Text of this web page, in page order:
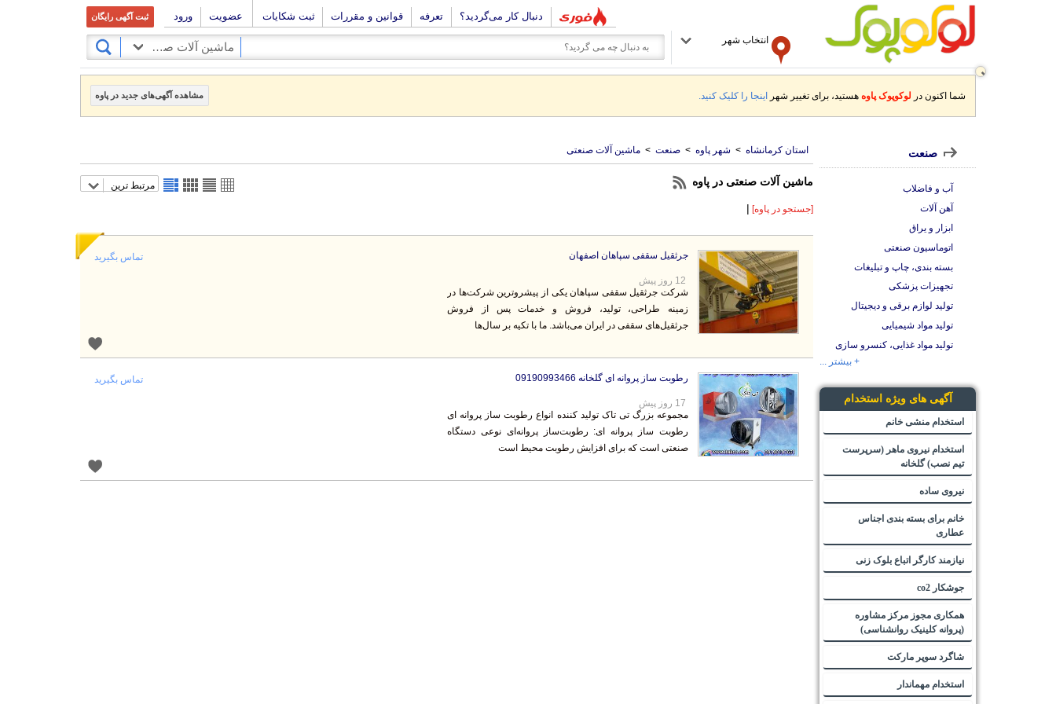
دنبال کار می‌گردید؟ تعرفه قوانین و مقررات ثبت شکایات عضویت ورود ثبت آگهی رایگان
انتخاب شهر
ماشین آلات صنعتی
شما اکنون در لوکوپوک پاوه هستید، برای تغییر شهر اینجا را کلیک کنید. مشاهده آگهی‌های جدید در پاوه
استان کرمانشاه > شهر پاوه > صنعت > ماشین آلات صنعتی
ماشین آلات صنعتی در پاوه مرتبط ترین
[جستجو در پاوه] |
جرثقیل سقفی سپاهان اصفهان
شرکت جرثقیل سقفی سپاهان یکی از پیشروترین شرکت‌ها در
زمینه طراحی، تولید، فروش و خدمات پس از فروش
جرثقیل‌های سقفی در ایران می‌باشد. ما با تکیه بر سال‌ها
12 روز پیش
تماس بگیرید
رطوبت ساز پروانه ای گلخانه 09190993466
مجموعه بزرگ تی تاک تولید کننده انواع رطوبت ساز پروانه ای
رطوبت ساز پروانه ای: رطوبت‌ساز پروانه‌ای نوعی دستگاه
صنعتی است که برای افزایش رطوبت محیط است
17 روز پیش
تماس بگیرید
صنعت
آب و فاضلاب
آهن آلات
ابزار و یراق
اتوماسیون صنعتی
بسته بندی، چاپ و تبلیغات
تجهیزات پزشکی
تولید لوازم برقی و دیجیتال
تولید مواد شیمیایی
تولید مواد غذایی، کنسرو سازی
+ بیشتر ...
آگهی های ویژه استخدام
استخدام منشی خانم
استخدام نیروی ماهر (سرپرست
تیم نصب) گلخانه
نیروی ساده
خانم برای بسته بندی اجناس
عطاری
نیازمند کارگر اتباع بلوک زنی
جوشکار co2
همکاری مجوز مرکز مشاوره
(پروانه کلینیک روانشناسی)
شاگرد سوپر مارکت
استخدام مهماندار